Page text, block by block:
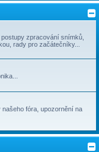
zpracování snímků,
rady pro začátečníky...
fóra, upozornění na